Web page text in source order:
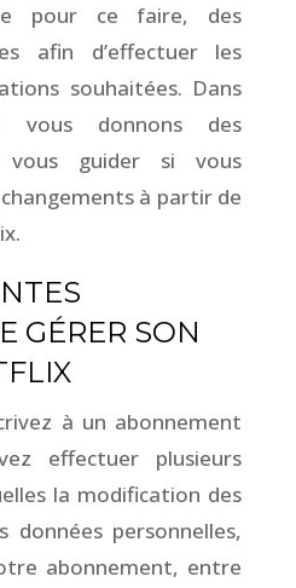
pour ce faire, des
afin d’effectuer les
souhaitées. Dans
vous donnons des
vous guider si vous
à partir de
GÉRER SON
à un abonnement
effectuer plusieurs
la modification des
données personnelles,
abonnement, entre